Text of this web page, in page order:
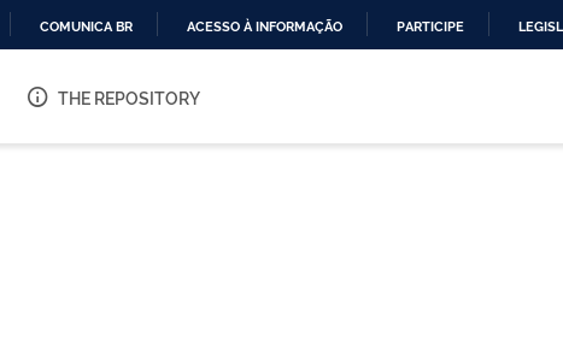
O
COMUNICA BR ACESSO À INFORMAÇÃO PARTICIPE
THE REPOSITORY